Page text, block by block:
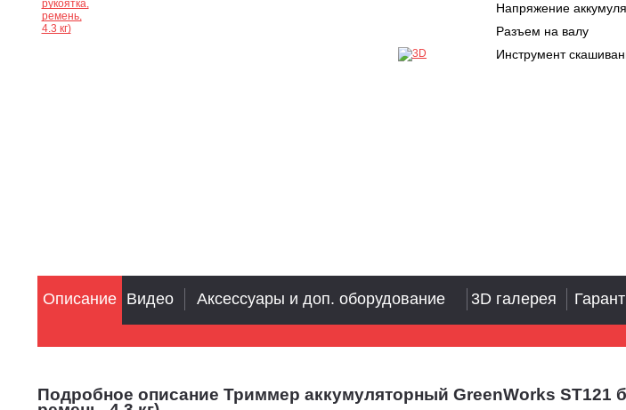
Напряжение
Разъем на валу
Инструмент
Подробное описание Триммер аккумуляторный GreenWorks ST121
Описание Видео Аксессуары и доп. оборудование 3D галерея